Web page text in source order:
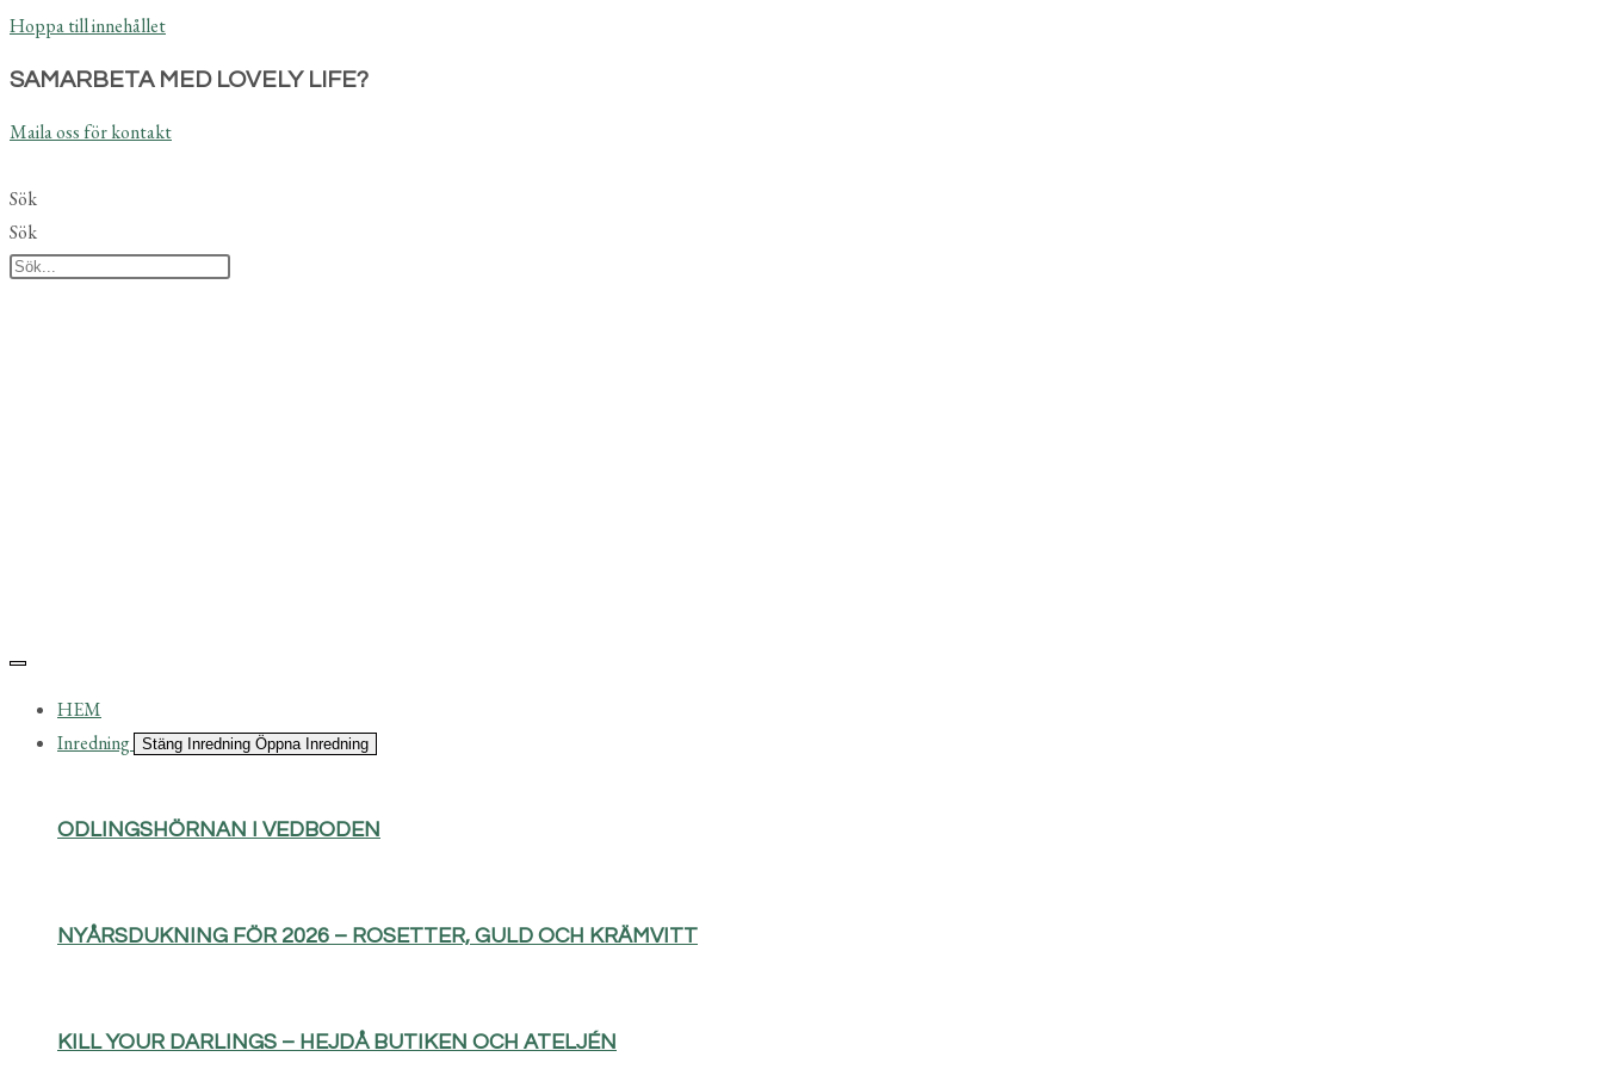
Hoppa till innehållet
SAMARBETA MED LOVELY LIFE?
Maila oss för kontakt
Sök
Sök
HEM
Inredning
Stäng Inredning Öppna Inredning
ODLINGSHÖRNAN I VEDBODEN
NYÅRSDUKNING FÖR 2026 – ROSETTER, GULD OCH KRÄMVITT
KILL YOUR DARLINGS – HEJDÅ BUTIKEN OCH ATELJÉN